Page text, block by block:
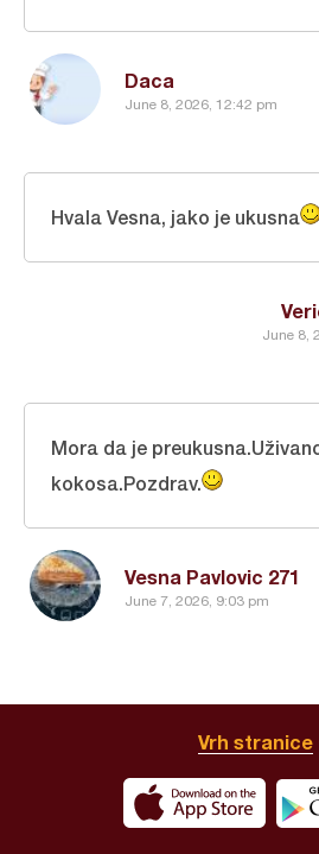
Daca
June 8, 2026, 12:42 pm
June 8,
Hvala Vesna, jako je ukusna
Vesna Pavlovic 271
June 7, 2026, 9:03 pm
Mora da je
kokosa.Pozdrav.
Vrh stranice